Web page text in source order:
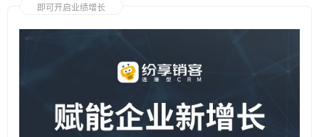
即可开启业绩增长